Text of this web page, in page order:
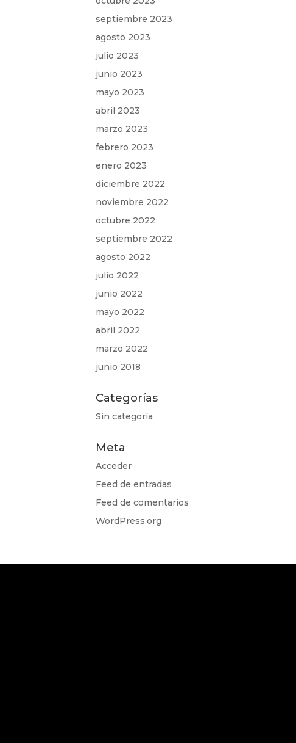
septiembre 2023
agosto 2023
julio 2023
junio 2023
mayo 2023
abril 2023
marzo 2023
febrero 2023
enero 2023
diciembre 2022
noviembre 2022
octubre 2022
septiembre 2022
agosto 2022
julio 2022
junio 2022
mayo 2022
abril 2022
marzo 2022
junio 2018
Categorías
Sin categoría
Meta
Acceder
Feed de entradas
Feed de comentarios
WordPress.org